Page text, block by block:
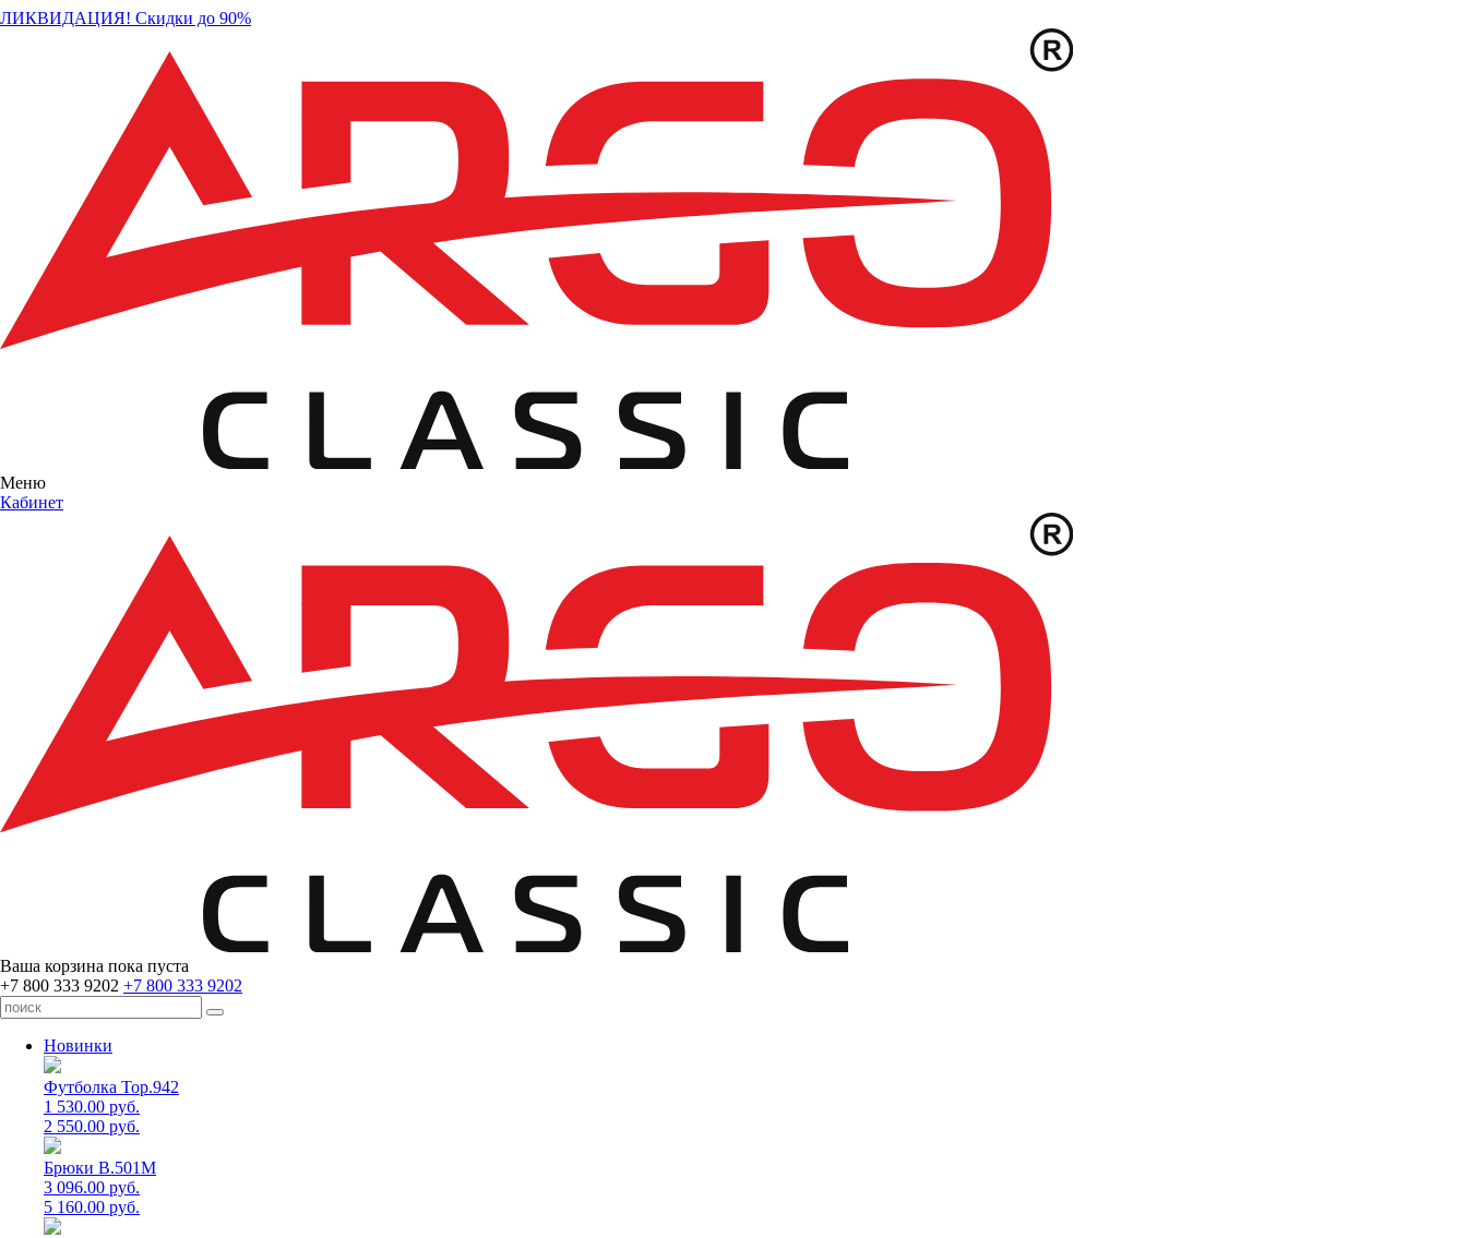
ЛИКВИДАЦИЯ! Скидки до 90%
Меню
Кабинет
Ваша корзина пока пуста
+7 800 333 9202 +7 800 333 9202
Новинки
Футболка Top.942
1 530.00 руб.
2 550.00 руб.
Брюки B.501M
3 096.00 руб.
5 160.00 руб.